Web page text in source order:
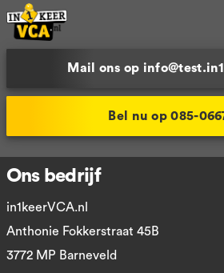
Mail ons op
Bel nu op 085-
Ons bedrijf
in1keerVCA.nl
Anthonie Fokkerstraat 45B
3772 MP Barneveld